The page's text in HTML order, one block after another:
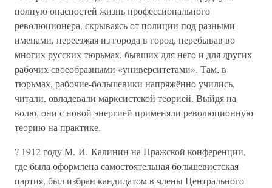
полную опасностей жизнь профессионального
революционера, скрываясь от полиции под разными
именами, переезжая из города в город, перебывав во
многих русских тюрьмах, бывших для него и для других
рабочих своеобразными «университетами». Там, в
тюрьмах, рабочие-большевики напряжённо учились,
читали, овладевали марксистской теорией. Выйдя на
волю, они с новой энергией применяли революционную
теорию на практике.
? 1912 году M. И. Калинин на Пражской конференции,
где была оформлена самостоятельная большевистская
партия, был избран кандидатом в члены Центрального